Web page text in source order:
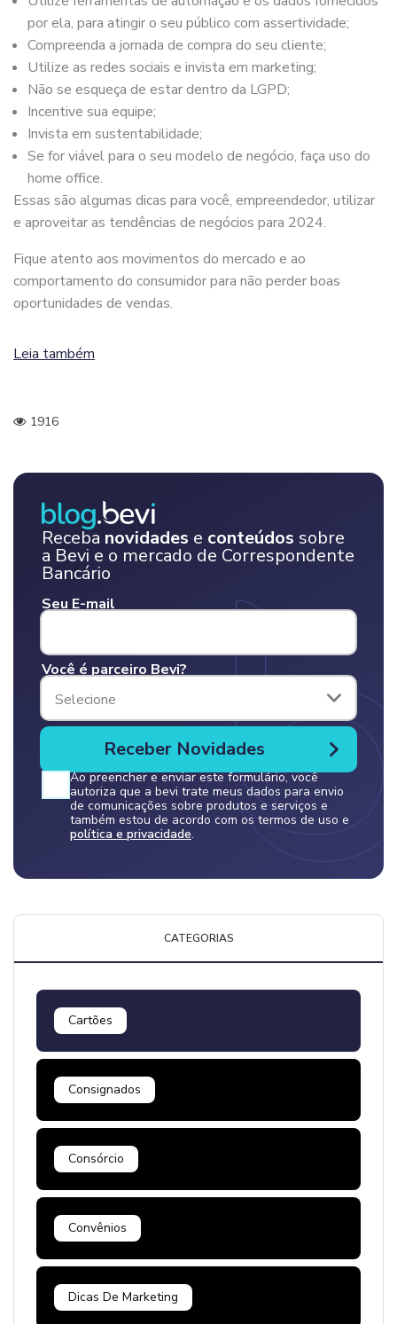
por ela, para atingir o seu público com assertividade;
Compreenda a jornada de compra do seu cliente;
Utilize as redes sociais e invista em marketing;
Não se esqueça de estar dentro da LGPD;
Incentive sua equipe;
Invista em sustentabilidade;
Se for viável para o seu modelo de negócio, faça uso do
home office.
Essas são algumas dicas para você, empreendedor, utilizar
e aproveitar as tendências de negócios para 2024.
Fique atento aos movimentos do mercado e ao
comportamento do consumidor para não perder boas
oportunidades de vendas.
Leia também
1916
Receba novidades e conteúdos sobre
a Bevi e o mercado de Correspondente
Bancário
Seu E-mail
Você é parceiro Bevi?
Selecione
Ao preencher e enviar este formulário, você
autoriza que a bevi trate meus dados para envio
de comunicações sobre produtos e serviços e
também estou de acordo com os termos de uso e
política e privacidade.
CATEGORIAS
Cartões
Consignados
Consórcio
Convênios
Dicas De Marketing